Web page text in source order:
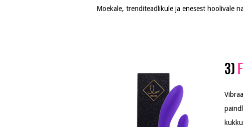
Moekale, trenditeadlikule ja enesest hoolivale
3)